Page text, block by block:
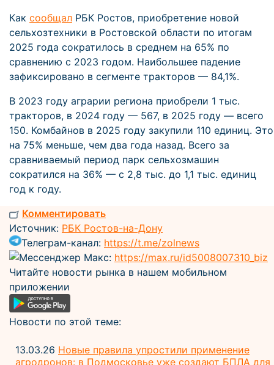
Как сообщал РБК Ростов, приобретение новой
сельхозтехники в Ростовской области по итогам
2025 года сократилось в среднем на 65% по
сравнению с 2023 годом. Наибольшее падение
зафиксировано в сегменте тракторов — 84,1%.
В 2023 году аграрии региона приобрели 1 тыс.
тракторов, в 2024 году — 567, в 2025 году — всего
150. Комбайнов в 2025 году закупили 110 единиц. Это
на 75% меньше, чем два года назад. Всего за
сравниваемый период парк сельхозмашин
сократился на 36% — с 2,8 тыс. до 1,1 тыс. единиц
год к году.
Комментировать
Источник: РБК Ростов-на-Дону
Телеграм-канал: https://t.me/zolnews
Мессенджер Макс: https://max.ru/id5008007310_biz
Читайте новости рынка в нашем мобильном
приложении
Новости по этой теме:
13.03.26 Новые правила упростили применение
агродронов: в Подмосковье уже создают БПЛА для